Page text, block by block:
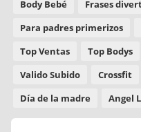
Body Bebé
Frases
Para padres primerizos
Top Ventas
Top Bodys
Valido Subido
Crossfit
Día de la madre
Angel